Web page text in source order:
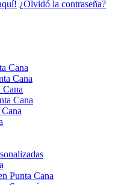
¿Olvidó la contraseña?
Cana
Cana
Cana
Cana
Punta Cana